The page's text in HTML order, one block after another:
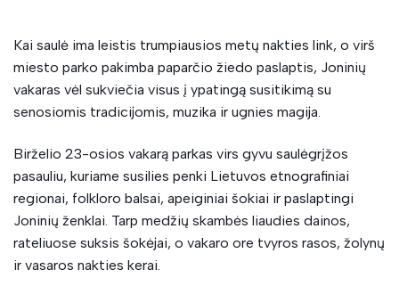
Kai saulė ima leistis trumpiausios metų nakties link, o virš
miesto parko pakimba paparčio žiedo paslaptis, Joninių
vakaras vėl sukviečia visus į ypatingą susitikimą su
senosiomis tradicijomis, muzika ir ugnies magija.
Birželio 23-osios vakarą parkas virs gyvu saulėgrįžos
pasauliu, kuriame susilies penki Lietuvos etnografiniai
regionai, folkloro balsai, apeiginiai šokiai ir paslaptingi
Joninių ženklai. Tarp medžių skambės liaudies dainos,
rateliuose suksis šokėjai, o vakaro ore tvyros rasos, žolynų
ir vasaros nakties kerai.